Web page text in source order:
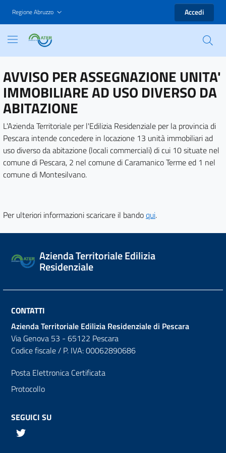
Regione Abruzzo Accedi
AVVISO PER ASSEGNAZIONE UNITA'
IMMOBILIARE AD USO DIVERSO DA
ABITAZIONE
L'Azienda Territoriale per l'Edilizia Residenziale per la provincia di
Pescara intende concedere in locazione 13 unità immobiliari ad
uso diverso da abitazione (locali commerciali) di cui 10 situate nel
comune di Pescara, 2 nel comune di Caramanico Terme ed 1 nel
comune di Montesilvano.
Per ulteriori informazioni scaricare il bandoqui.
Azienda Territoriale Edilizia
Residenziale
CONTATTI
Azienda Territoriale Edilizia Residenziale di Pescara
Via Genova 53 - 65122 Pescara
Codice fiscale / P. IVA: 00062890686
Posta Elettronica Certificata
Protocollo
SEGUICI SU